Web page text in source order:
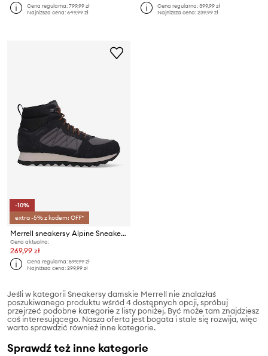
Cena regularna:799,99 zł
Najniższa cena:649,99 zł
Cena regularna:399,99 zł
Najniższa cena:239,99 zł
-10%
extra -5% z kodem: OFF*
Merrell sneakersy Alpine Sneaker Mid Waterproof 2
Cena aktualna:
269,99 zł
Cena regularna:599,99 zł
Najniższa cena:299,99 zł
Jeśli w kategorii Sneakersy damskie Merrell nie znalazłaś
poszukiwanego produktu wśród 4 dostępnych opcji, spróbuj
przejrzeć podobne kategorie z listy poniżej. Być może tam znajdziesz
coś interesującego. Nasza oferta jest bogata i stale się rozwija, więc
warto sprawdzić również inne kategorie.
Sprawdź też inne kategorie